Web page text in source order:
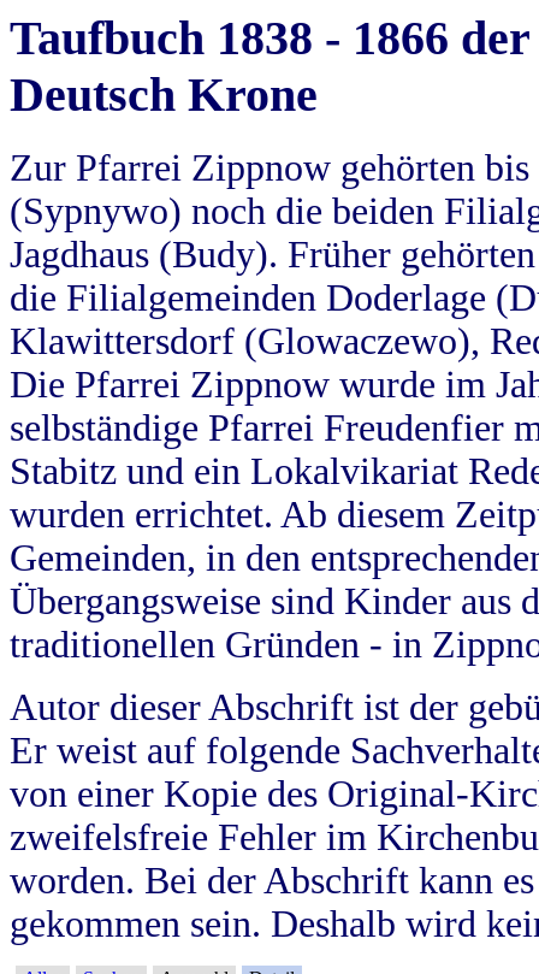
Taufbuch 1838 - 1866
Deutsch Krone
Zur Pfarrei Zippnow gehörten
(Sypnywo) noch die beiden
Jagdhaus (Budy). Früher
die Filialgemeinden Doderlage
Klawittersdorf (Glowaczewo),
Die Pfarrei Zippnow wurde im
selbständige Pfarrei Freudenfier
Stabitz und ein Lokalvikariat
wurden errichtet. Ab diesem
Gemeinden, in den
Übergangsweise sind Kinder aus
traditionellen Gründen - in
Autor dieser Abschrift ist der
Er weist auf folgende
von einer Kopie des Original-
zweifelsfreie Fehler im
worden. Bei der Abschrift kann
gekommen sein. Deshalb wird